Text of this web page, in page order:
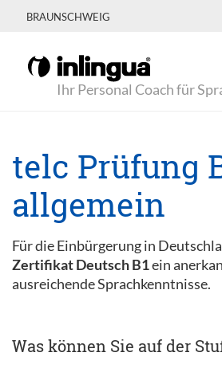
BRAUNSCHWEIG
Ihr Personal Coach für
telc Prüfung
allgemein
Für die Einbürgerung in
Zertifikat Deutsch B1ein
ausreichende Sprachkenntnisse.
Was können Sie auf der